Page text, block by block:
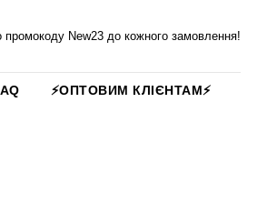
промокоду New23 до кожного замовлення!
⚡️ОПТОВИМ КЛІЄНТАМ⚡️